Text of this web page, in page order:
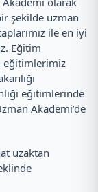
şekilde uzman
ile en iyi
Eğitim
eğitimlerimiz
eğitimlerinde
Akademi’de
uzaktan